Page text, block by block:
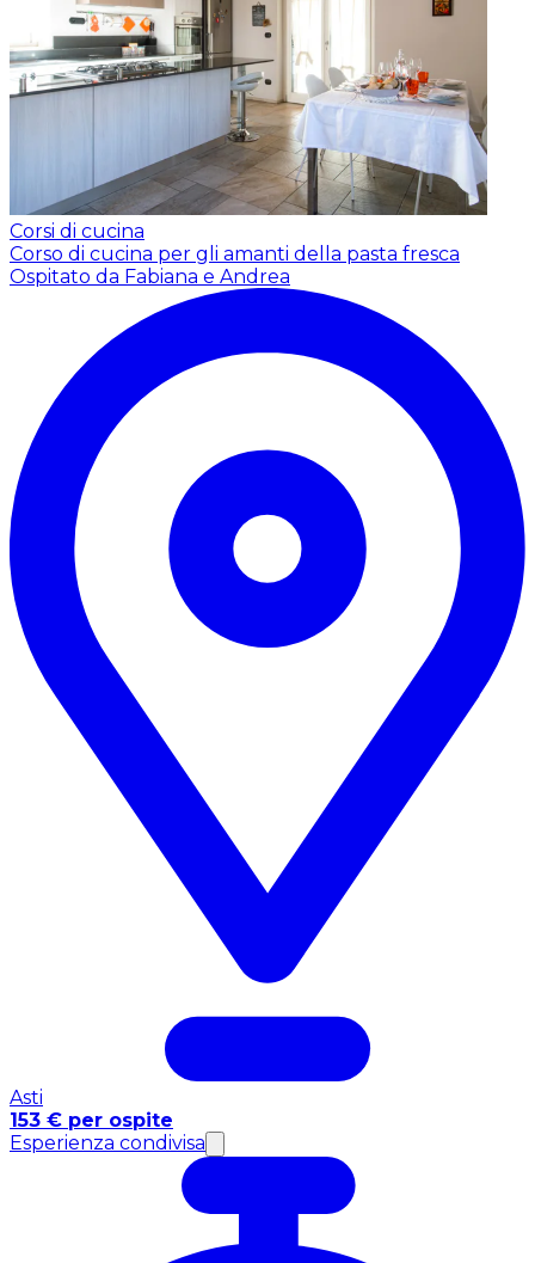
Corsi di cucina
Corso di cucina per gli amanti della pasta fresca
Ospitato da Fabiana e Andrea
Asti
153 € per ospite
Esperienza condivisa